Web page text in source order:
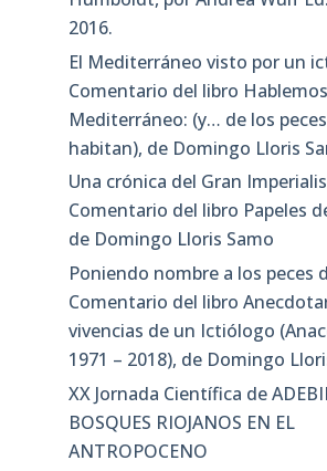
2016.
El Mediterráneo visto por un
Comentario del libro
Mediterráneo: (y… de los
habitan), de Domingo Lloris
Una crónica del Gran
Comentario del libro Papeles
de Domingo Lloris Samo
Poniendo nombre a los peces
Comentario del libro
vivencias de un Ictiólogo
1971 – 2018), de Domingo
XX Jornada Científica de
BOSQUES RIOJANOS EN EL
ANTROPOCENO